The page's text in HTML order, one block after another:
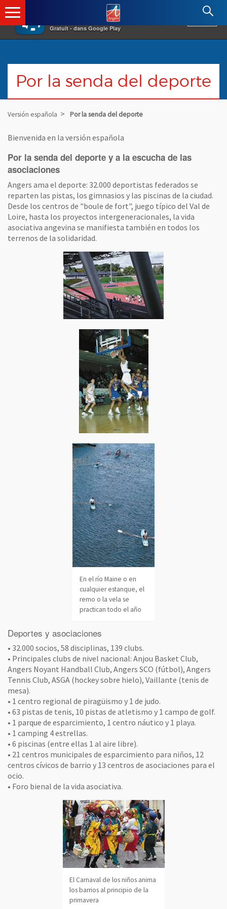
×
Gratuit - dans Google Play
Angers.fr : Retour à l'accueil
Por la senda del deporte
Versión española Por la senda del deporte
Bienvenida en la versión española
Por la senda del deporte y a la escucha de las
asociaciones
Angers ama el deporte: 32.000 deportistas federados se
reparten las pistas, los gimnasios y las piscinas de la ciudad.
Desde los centros de "boule de fort", juego típico del Val de
Loire, hasta los proyectos intergeneracionales, la vida
asociativa angevina se manifiesta también en todos los
terrenos de la solidaridad.
En el río Maine o en
cualquier estanque, el
remo o la vela se
practican todo el año
Deportes y asociaciones
• 32.000 socios, 58 disciplinas, 139 clubs.
• Principales clubs de nivel nacional: Anjou Basket Club,
Angers Noyant Handball Club, Angers SCO (fútbol), Angers
Tennis Club, ASGA (hockey sobre hielo), Vaillante (tenis de
mesa).
• 1 centro regional de piragüismo y 1 de judo.
• 63 pistas de tenis, 10 pistas de atletismo y 1 campo de golf.
• 1 parque de esparcimiento, 1 centro náutico y 1 playa.
• 1 camping 4 estrellas.
• 6 piscinas (entre ellas 1 al aire libre).
• 21 centros municipales de esparcimiento para niños, 12
centros cívicos de barrio y 13 centros de asociaciones para el
ocio.
• Foro bienal de la vida asociativa.
El Carnaval de los niños anima
los barrios al principio de la
primavera